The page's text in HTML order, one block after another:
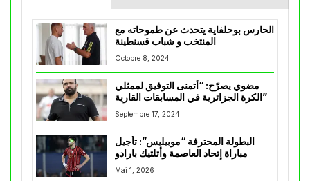
الحارس بوحلفاية يتحدث عن طموحاته مع
المنتخب و شباب قسنطينة
Octobre 8, 2024
مضوي يصرّح: “أتمنى التوفيق لممثلي
الكرة الجزائرية في المسابقات القارية”
Septembre 17, 2024
البطولة المحترفة “موبيليس”: تأجيل
مباراة إتحاد العاصمة وأتلتيك بارادو
Mai 1, 2026